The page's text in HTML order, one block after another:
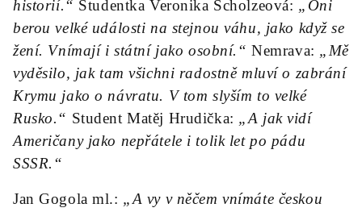
historií.“ Studentka Veronika Scholzeová: „Oni
berou velké události na stejnou váhu, jako když se
žení. Vnímají i státní jako osobní.“ Nemrava: „Mě
vyděsilo, jak tam všichni radostně mluví o zabrání
Krymu jako o návratu. V tom slyším to velké
Rusko.“ Student Matěj Hrudička: „A jak vidí
Američany jako nepřátele i tolik let po pádu
SSSR.“
Jan Gogola ml.: „A vy v něčem vnímáte českou